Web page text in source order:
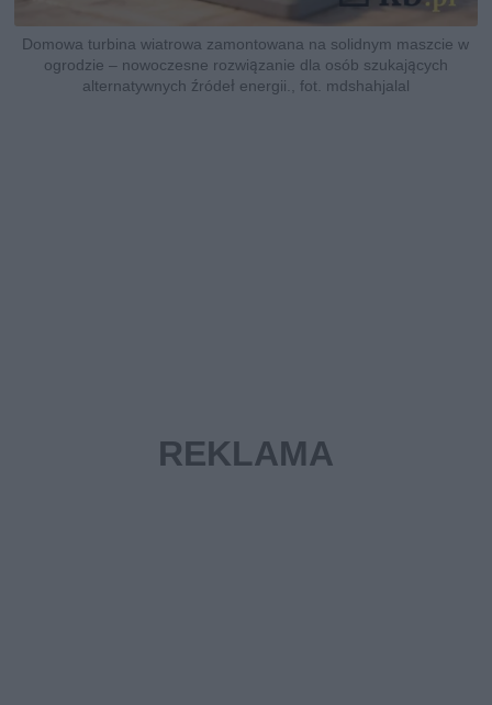
Domowa turbina wiatrowa zamontowana na solidnym maszcie w
ogrodzie – nowoczesne rozwiązanie dla osób szukających
alternatywnych źródeł energii., fot. mdshahjalal